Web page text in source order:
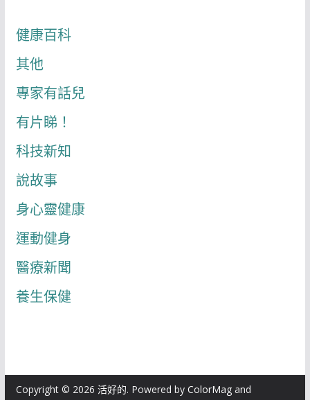
健康百科
其他
專家有話兒
有片睇！
科技新知
說故事
身心靈健康
運動健身
醫療新聞
養生保健
Copyright © 2026 活好的. Powered by ColorMagand